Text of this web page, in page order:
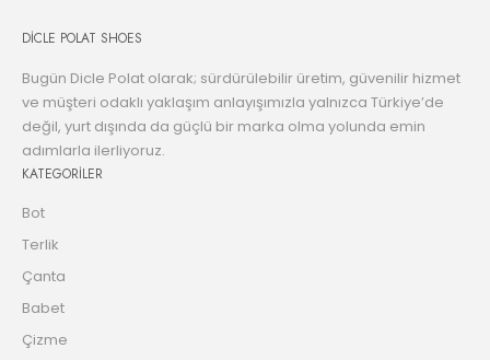
DİCLE POLAT SHOES
Bugün Dicle Polat olarak; sürdürülebilir üretim, güvenilir hizmet
ve müşteri odaklı yaklaşım anlayışımızla yalnızca Türkiye’de
değil, yurt dışında da güçlü bir marka olma yolunda emin
adımlarla ilerliyoruz.
KATEGORİLER
Bot
Terlik
Çanta
Babet
Çizme